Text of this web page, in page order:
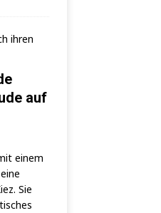
auf
einem
Sie